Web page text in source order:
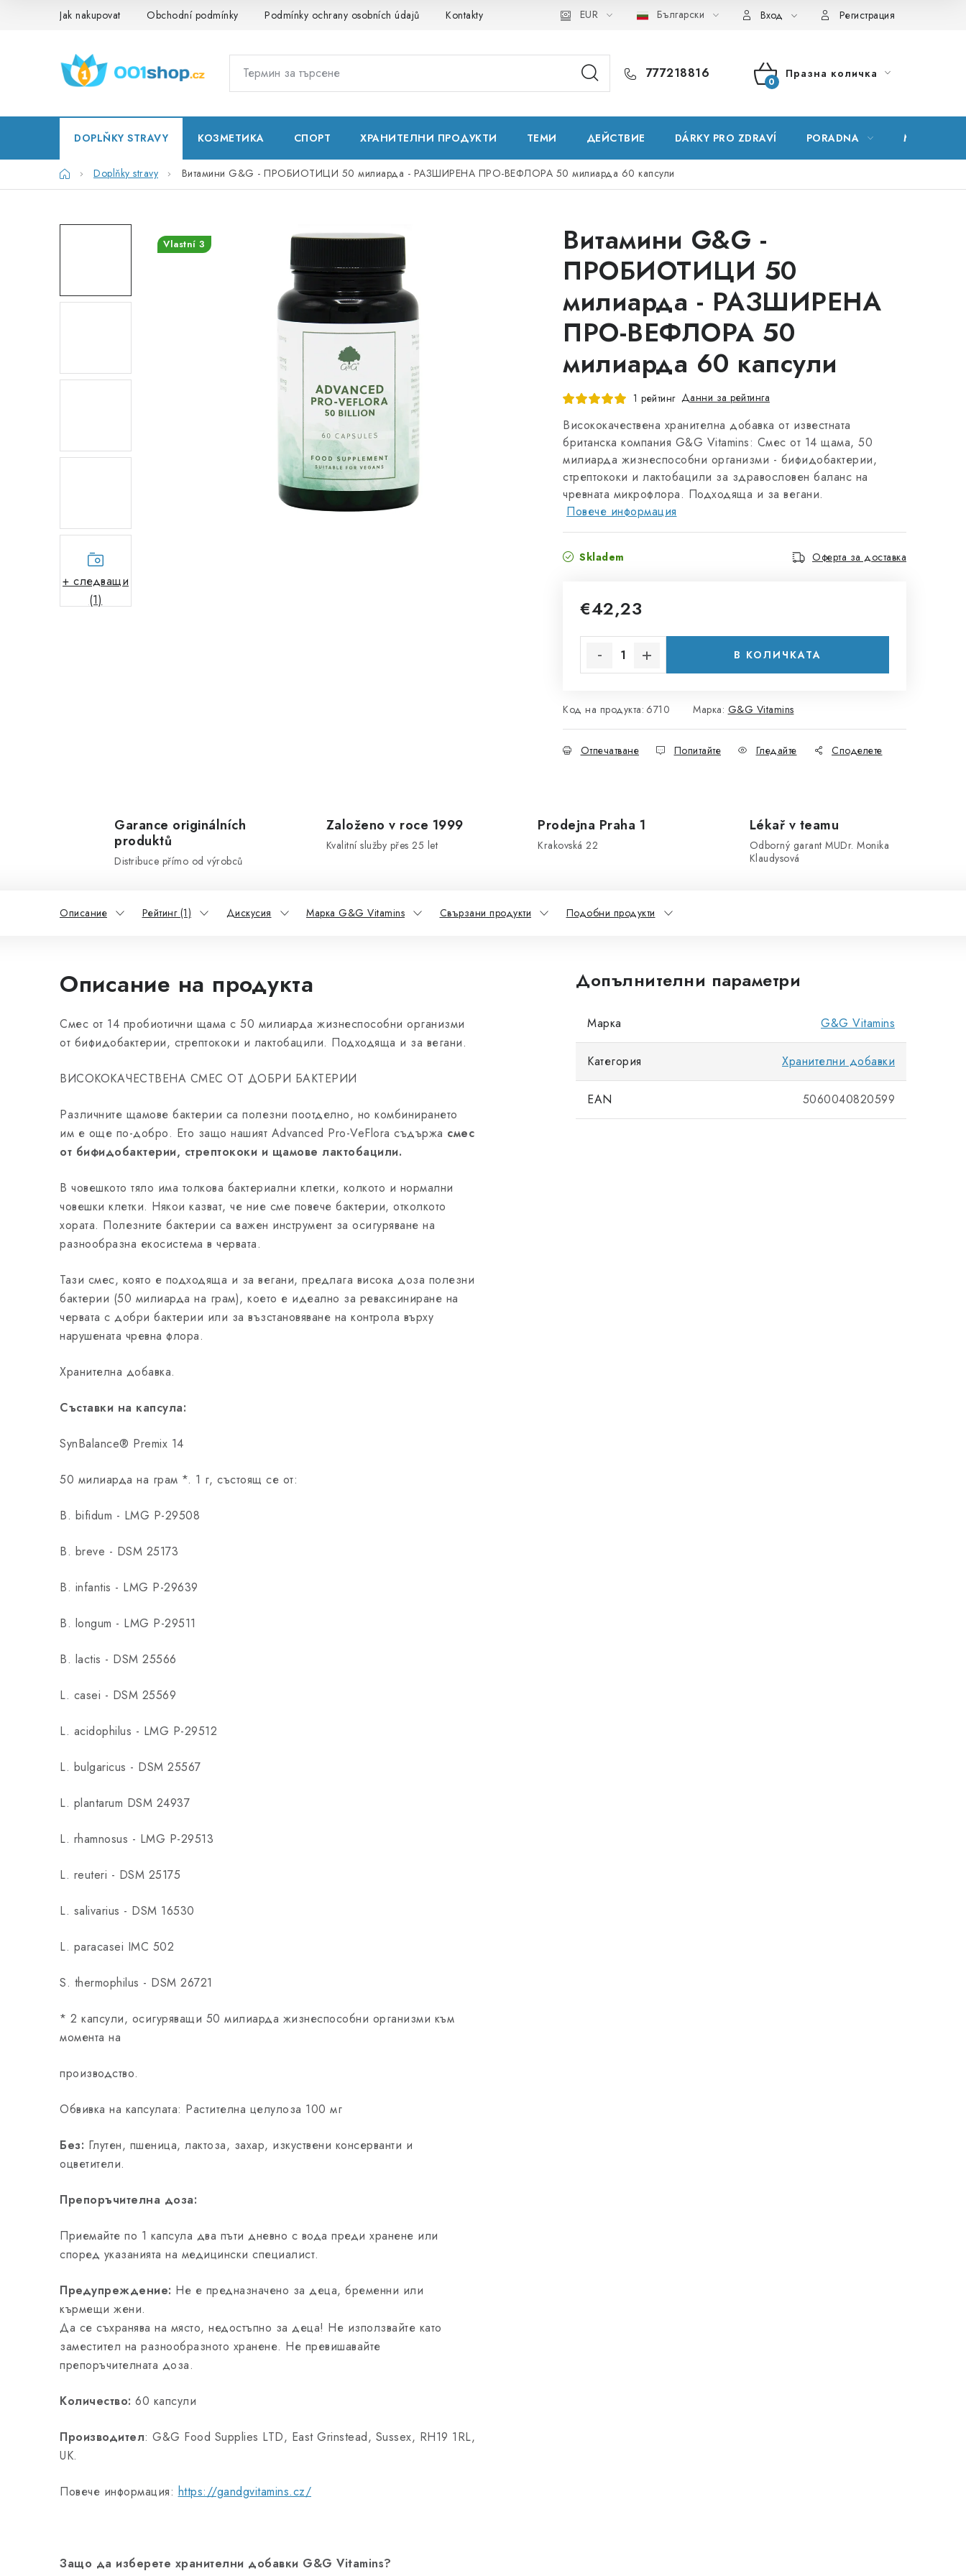
ПреминаванеJak nakupovat Obchodní podmínky Podmínky ochrany osobních údajů Kontakty Natural Health Store Речник на понятия Карта на сървъра Моята поръчка
EUR Български Вход Регистрация
777218816
КОЛИЧКА
ПАЗАРУВАНЕ
Празна количка
DOPLŇKY STRAVY КОЗМЕТИКА СПОРТ ХРАНИТЕЛНИ ПРОДУКТИ ТЕМИ ДЕЙСТВИЕ DÁRKY PRO ZDRAVÍ PORADNA МАРКИ
НачалоDoplňky stravy Витамини G&G - ПРОБИОТИЦИ 50 милиарда - РАЗШИРЕНА ПРО-ВЕФЛОРА 50 милиарда 60 капсули
+ следващи
(1)
Витамини G&G -
ПРОБИОТИЦИ 50
милиарда - РАЗШИРЕНА
ПРО-ВЕФЛОРА 50
милиарда 60 капсули
1 рейтинг Данни за рейтинга
Висококачествена хранителна добавка от известната
британска компания G&G Vitamins: Смес от 14 щама, 50
милиарда жизнеспособни организми - бифидобактерии,
стрептококи и лактобацили за здравословен баланс на
чревната микрофлора. Подходяща и за вегани.
Повече информация
Skladem Оферта за доставка
€42,23
В КОЛИЧКАТА
Код на продукта: 6710 Марка: G&G Vitamins
Отпечатване Попитайте Гледайте Споделете
Vlastní 3
Garance originálních
produktů
Distribuce přímo od výrobců
Založeno v roce 1999
Kvalitní služby přes 25 let
Prodejna Praha 1
Krakovská 22
Lékař v teamu
Odborný garant MUDr. Monika
Klaudysová
Описание Рейтинг (1) Дискусия Марка G&G Vitamins Свързани продукти Подобни продукти
Описание на продукта
Смес от 14 пробиотични щама с 50 милиарда жизнеспособни организми
от бифидобактерии, стрептококи и лактобацили. Подходяща и за вегани.
ВИСОКОКАЧЕСТВЕНА СМЕС ОТ ДОБРИ БАКТЕРИИ
Различните щамове бактерии са полезни поотделно, но комбинирането
им е още по-добро. Ето защо нашият Advanced Pro-VeFlora съдържа смес
от бифидобактерии, стрептококи и щамове лактобацили.
В човешкото тяло има толкова бактериални клетки, колкото и нормални
човешки клетки. Някои казват, че ние сме повече бактерии, отколкото
хората. Полезните бактерии са важен инструмент за осигуряване на
разнообразна екосистема в червата.
Тази смес, която е подходяща и за вегани, предлага висока доза полезни
бактерии (50 милиарда на грам), което е идеално за реваксиниране на
червата с добри бактерии или за възстановяване на контрола върху
нарушената чревна флора.
Хранителна добавка.
Съставки на капсула:
SynBalance® Premix 14
50 милиарда на грам *. 1 г, състоящ се от:
B. bifidum - LMG P-29508
B. breve - DSM 25173
B. infantis - LMG P-29639
B. longum - LMG P-29511
B. lactis - DSM 25566
L. casei - DSM 25569
L. acidophilus - LMG P-29512
L. bulgaricus - DSM 25567
L. plantarum DSM 24937
L. rhamnosus - LMG P-29513
L. reuteri - DSM 25175
L. salivarius - DSM 16530
L. paracasei IMC 502
S. thermophilus - DSM 26721
* 2 капсули, осигуряващи 50 милиарда жизнеспособни организми към
момента на
производство.
Обвивка на капсулата: Растителна целулоза 100 мг
Без: Глутен, пшеница, лактоза, захар, изкуствени консерванти и
оцветители.
Препоръчителна доза:
Приемайте по 1 капсула два пъти дневно с вода преди хранене или
според указанията на медицински специалист.
Предупреждение: Не е предназначено за деца, бременни или
кърмещи жени.
Да се ​​съхранява на място, недостъпно за деца! Не използвайте като
заместител на разнообразното хранене. Не превишавайте
препоръчителната доза.
Количество: 60 капсули
Производител: G&G Food Supplies LTD, East Grinstead, Sussex, RH19 1RL,
UK.
Повече информация: https://gandgvitamins.cz/
Защо да изберете хранителни добавки G&G Vitamins?
Допълнителни параметри
Марка G&G Vitamins
Категория Хранителни добавки
EAN 5060040820599